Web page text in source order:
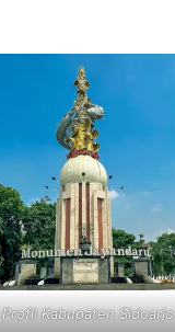
Profil Kabupaten Sidoarjo